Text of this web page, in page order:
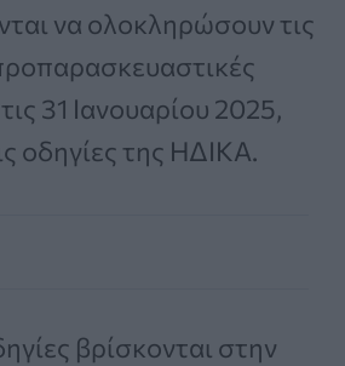
να ολοκληρώσουν τις
31 Ιανουαρίου 2025,
οδηγίες της ΗΔΙΚΑ.
βρίσκονται στην